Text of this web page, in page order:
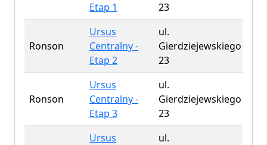
Etap 1
23
Ronson
Ursus
Centralny -
Etap 2
ul.
Gierdziejewskiego
23
Ronson
Ursus
Centralny -
Etap 3
ul.
Gierdziejewskiego
23
Ursus
ul.